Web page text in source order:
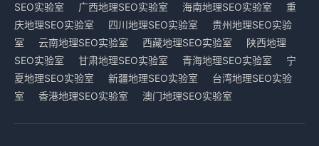
SEO实验室
广西地理SEO实验室 海南地理SEO实验室
重
庆地理SEO实验室
四川地理SEO实验室
贵州地理SEO实验
室
云南地理SEO实验室 西藏地理SEO实验室
陕西地理
SEO实验室
甘肃地理SEO实验室 青海地理SEO实验室
宁
夏地理SEO实验室
新疆地理SEO实验室
台湾地理SEO实验
室
香港地理SEO实验室 澳门地理SEO实验室